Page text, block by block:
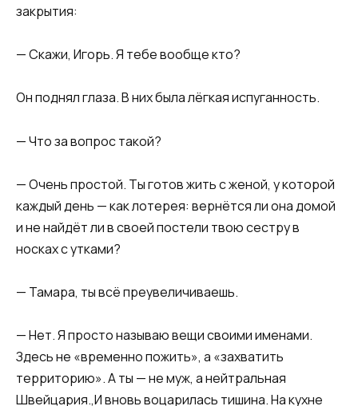
закрытия:
— Скажи, Игорь. Я тебе вообще кто?
Он поднял глаза. В них была лёгкая испуганность.
— Что за вопрос такой?
— Очень простой. Ты готов жить с женой, у которой
каждый день — как лотерея: вернётся ли она домой
и не найдёт ли в своей постели твою сестру в
носках с утками?
— Тамара, ты всё преувеличиваешь.
— Нет. Я просто называю вещи своими именами.
Здесь не «временно пожить», а «захватить
территорию». А ты — не муж, а нейтральная
Швейцария.,И вновь воцарилась тишина. На кухне